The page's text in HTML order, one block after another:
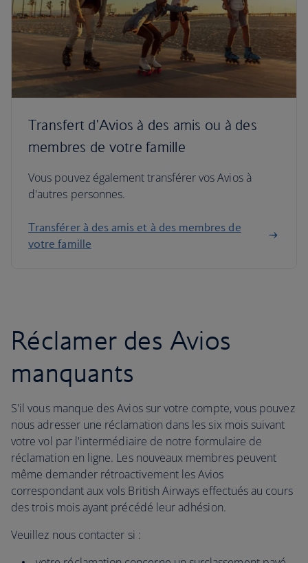
Transfert d'Avios à des amis ou à des
membres de votre famille
Vous pouvez également transférer vos Avios à
d'autres personnes.
Transférer à des amis et à des membres de
votre famille
Réclamer des Avios
manquants
S'il vous manque des Avios sur votre compte, vous pouvez
nous adresser une réclamation dans les six mois suivant
votre vol par l'intermédiaire de notre formulaire de
réclamation en ligne. Les nouveaux membres peuvent
même demander rétroactivement les Avios
correspondant aux vols British Airways effectués au cours
des trois mois ayant précédé leur adhésion.
Veuillez nous contacter si :